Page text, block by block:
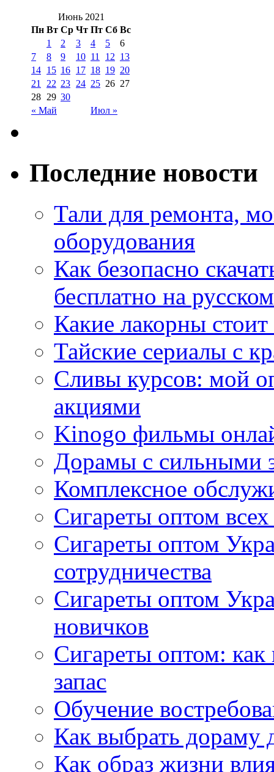
Июнь 2021
Пн Вт Ср Чт Пт Сб Вс
« Май Июл »
1 2 3 4 5
6
7
8 9 10 11 12 13
14 15 16 17 18 19 20
21
22 23 24 25 26 27
28 29 30
Последние новости
Тали для ремонта,
оборудования
Как безопасно
бесплатно на
Какие лакорны
Тайские сериалы с
Сливы курсов: мой
акциями
Kinogo фильмы
Дорамы с сильными
Комплексное
Сигареты оптом
Сигареты оптом
сотрудничества
Сигареты оптом
новичков
Сигареты оптом:
запас
Обучение
Как выбрать дораму
Как образ жизни